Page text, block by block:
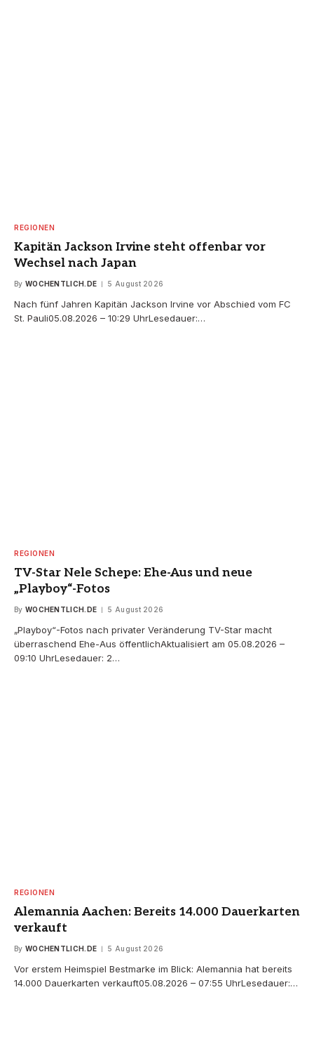
REGIONEN
Kapitän Jackson Irvine steht offenbar vor
Wechsel nach Japan
By WOCHENTLICH.DE 5 August 2026
Nach fünf Jahren Kapitän Jackson Irvine vor Abschied vom FC
St. Pauli05.08.2026 – 10:29 UhrLesedauer:…
REGIONEN
TV-Star Nele Schepe: Ehe-Aus und neue
„Playboy“-Fotos
By WOCHENTLICH.DE 5 August 2026
„Playboy“-Fotos nach privater Veränderung TV-Star macht
überraschend Ehe-Aus öffentlichAktualisiert am 05.08.2026 –
09:10 UhrLesedauer: 2…
REGIONEN
Alemannia Aachen: Bereits 14.000 Dauerkarten
verkauft
By WOCHENTLICH.DE 5 August 2026
Vor erstem Heimspiel Bestmarke im Blick: Alemannia hat bereits
14.000 Dauerkarten verkauft05.08.2026 – 07:55 UhrLesedauer:…